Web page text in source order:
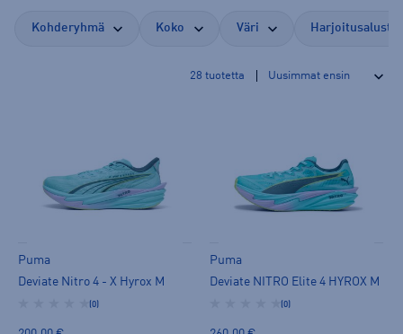
Kohderyhmä Koko Väri Harjoitusalusta
28 tuotetta
Puma
Deviate Nitro 4 - X Hyrox M
(0)
Puma
Deviate NITRO Elite 4 HYROX M
(0)